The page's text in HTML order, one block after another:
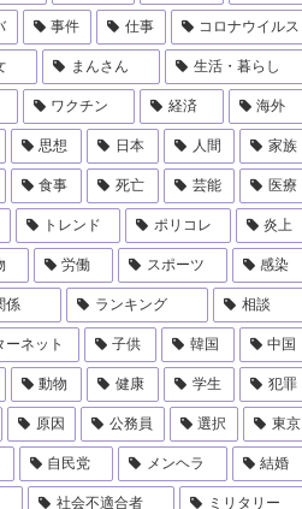
事件 仕事 コロナウイルス
まんさん 生活・暮らし
ワクチン 経済 海外
思想 日本 人間 家族
食事 死亡 芸能 医療
トレンド ポリコレ 炎上
労働 スポーツ 感染
係 ランキング 相談
ーネット 子供 韓国 中国
動物 健康 学生 犯罪
原因 公務員 選択 東京
自民党 メンヘラ 結婚
社会不適合者 ミリタリー